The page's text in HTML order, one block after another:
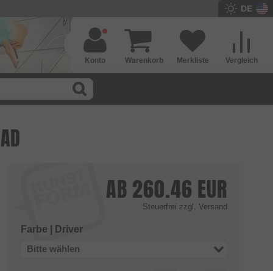
DE
Vergleich
Merkliste
Warenkorb
Konto
AB260.46 EUR
Steuerfrei zzgl. Versand
Farbe | Driver
Bitte wählen